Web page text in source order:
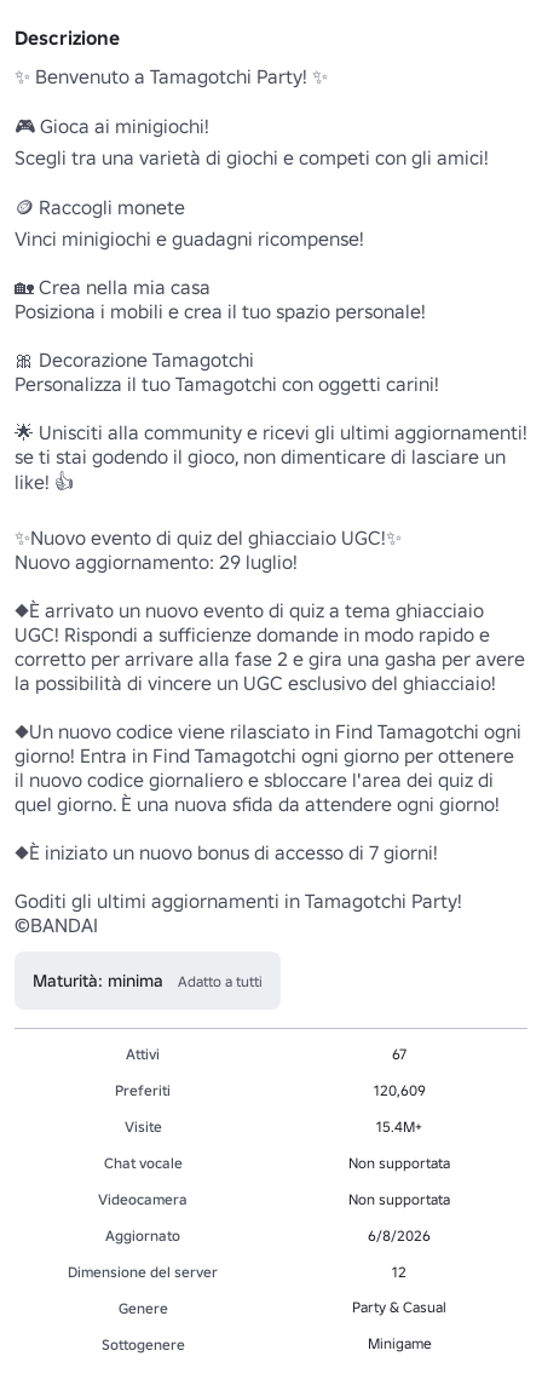
Descrizione
✨ Benvenuto a Tamagotchi Party! ✨
🎮 Gioca ai minigiochi!
Scegli tra una varietà di giochi e competi con gli amici!
🪙 Raccogli monete
Vinci minigiochi e guadagni ricompense!
🏡 Crea nella mia casa
Posiziona i mobili e crea il tuo spazio personale!
🎀 Decorazione Tamagotchi
Personalizza il tuo Tamagotchi con oggetti carini!
🌟 Unisciti alla community e ricevi gli ultimi aggiornamenti!
se ti stai godendo il gioco, non dimenticare di lasciare un
like! 👍
✨Nuovo evento di quiz del ghiacciaio UGC!✨
Nuovo aggiornamento: 29 luglio!
◆È arrivato un nuovo evento di quiz a tema ghiacciaio
UGC! Rispondi a sufficienze domande in modo rapido e
corretto per arrivare alla fase 2 e gira una gasha per avere
la possibilità di vincere un UGC esclusivo del ghiacciaio!
◆Un nuovo codice viene rilasciato in Find Tamagotchi ogni
giorno! Entra in Find Tamagotchi ogni giorno per ottenere
il nuovo codice giornaliero e sbloccare l'area dei quiz di
quel giorno. È una nuova sfida da attendere ogni giorno!
◆È iniziato un nuovo bonus di accesso di 7 giorni!
Goditi gli ultimi aggiornamenti in Tamagotchi Party!
©BANDAI
Maturità: minima Adatto a tutti
Attivi
67
Preferiti
120,609
Visite
15.4M+
Chat vocale
Non supportata
Videocamera
Non supportata
Aggiornato
6/8/2026
Dimensione del server
12
Genere
Party & Casual
Sottogenere Minigame